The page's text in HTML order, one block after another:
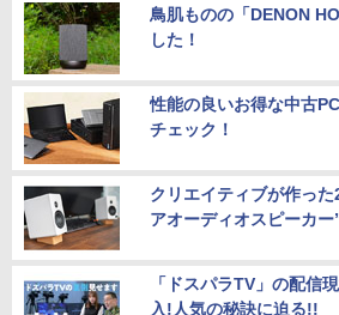
鳥肌ものの「DENON
した！
性能の良いお得な中古
チェック！
クリエイティブが作っ
アオーディオスピーカー
「ドスパラTV」の配信
入!人気の秘訣に迫る!!